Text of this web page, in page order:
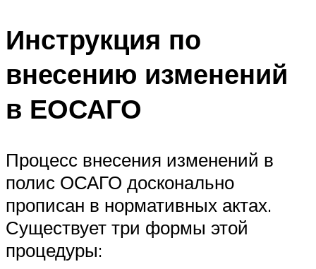
Инструкция по
внесению изменений
в ЕОСАГО
Процесс внесения изменений в
полис ОСАГО досконально
прописан в нормативных актах.
Существует три формы этой
процедуры: